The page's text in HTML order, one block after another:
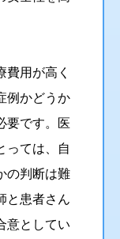
用が高く
例かどうか
要です。医
っては、自
の判断は難
と患者さん
意としてい